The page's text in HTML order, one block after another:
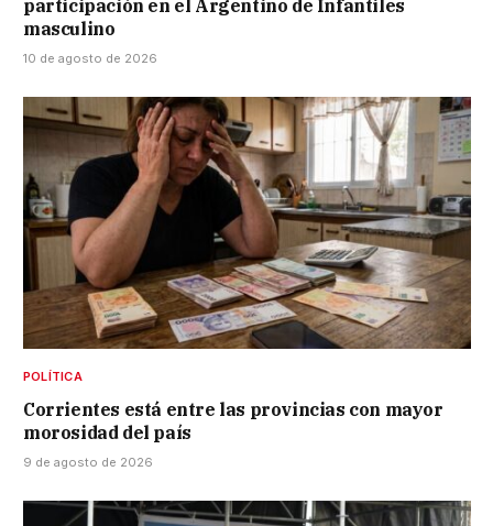
participación en el Argentino de Infantiles
masculino
10 de agosto de 2026
POLÍTICA
Corrientes está entre las provincias con mayor
morosidad del país
9 de agosto de 2026